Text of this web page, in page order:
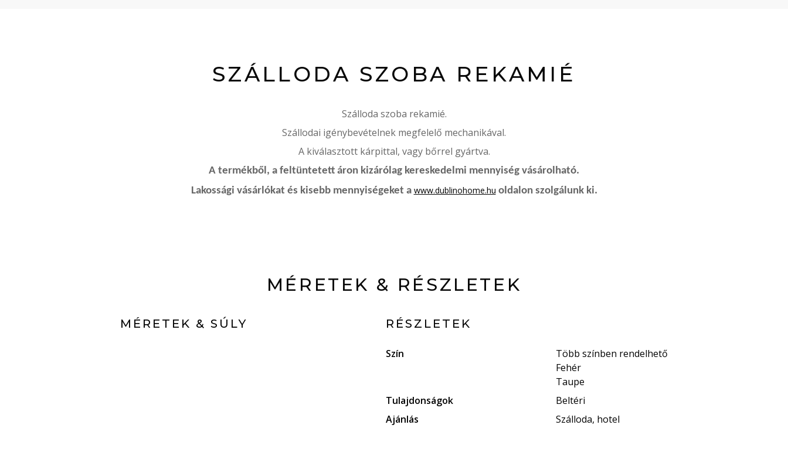
SZÁLLODA SZOBA REKAMIÉ
Szálloda szoba rekamié.
Szállodai igénybevételnek megfelelő mechanikával.
A kiválasztott kárpittal, vagy bőrrel gyártva.
A termékből, a feltüntetett áron kizárólag kereskedelmi mennyiség vásárolható.
Lakossági vásárlókat és kisebb mennyiségeket a www.dublinohome.hu oldalon szolgálunk ki.
MÉRETEK & RÉSZLETEK
MÉRETEK & SÚLY RÉSZLETEK
Szín
Több színben rendelhető
Fehér
Taupe
Tulajdonságok
Beltéri
Ajánlás
Szálloda, hotel